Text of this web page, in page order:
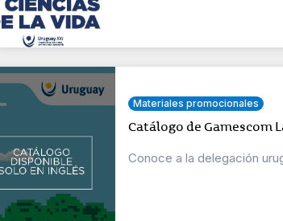
Materiales promocionales
Catálogo de Gamescom
Conoce a la delegación